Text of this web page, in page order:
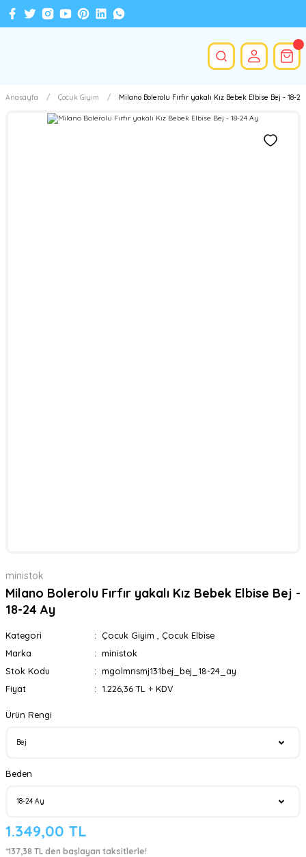
Anasayfa Çocuk Giyim Milano Bolerolu Fırfır yakalı Kız Bebek Elbise Bej - 18-
ministok
Milano Bolerolu Fırfır yakalı Kız Bebek Elbise Bej -
18-24 Ay
Kategori Çocuk Giyim
Çocuk Elbise
Marka
ministok
Stok Kodu
mgolmnsmj131bej_bej_18-24_ay
Fiyat
1.226,36 TL + KDV
Ürün Rengi
Beden
1.349,00 TL
*137,38 TL den başlayan taksitlerle!